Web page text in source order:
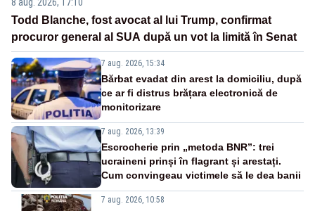
Todd Blanche, fost avocat al lui Trump, confirmat
procuror general al SUA după un vot la limită în Senat
7 aug. 2026, 15:34
Bărbat evadat din arest la domiciliu, după
ce ar fi distrus brățara electronică de
monitorizare
7 aug. 2026, 13:39
Escrocherie prin „metoda BNR”: trei
ucraineni prinși în flagrant și arestați.
Cum convingeau victimele să le dea banii
7 aug. 2026, 10:58